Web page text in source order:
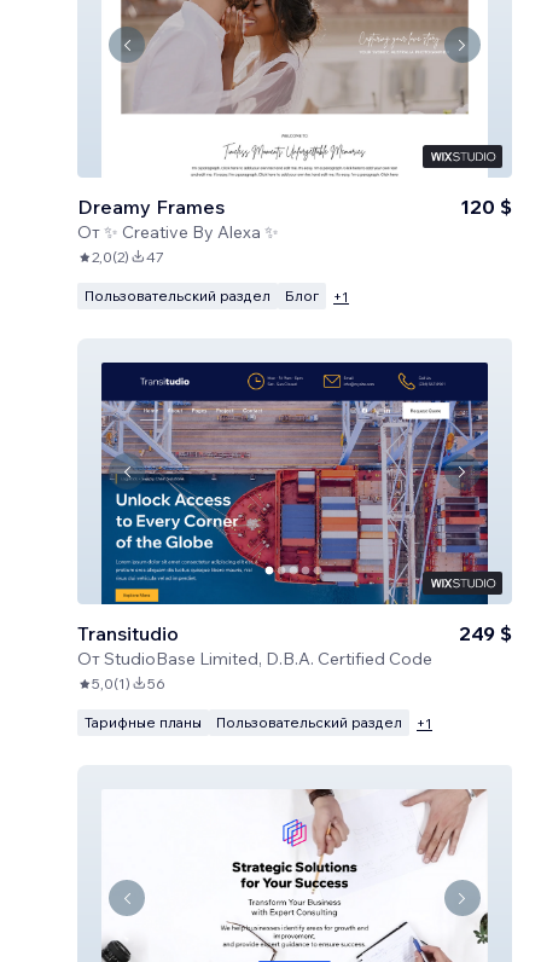
Dreamy Frames
От✨ Creative By Alexa ✨
120 $
2,0(2) 47
Пользовательский раздел Блог +1
Transitudio
ОтStudioBase Limited, D.B.A. Certified Code
249 $
5,0(1) 56
Тарифные планы Пользовательский раздел +1